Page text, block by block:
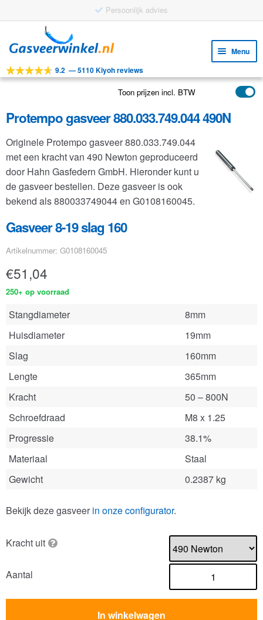
door
navigatie
naar
inhoud
Menu
Tools
Toepassingen
Klantenservice
FAQ
9.2 —5110 Kiyoh reviews
Toon prijzen incl. BTW
Protempo gasveer 880.033.749.044 490N
Originele Protempo gasveer 880.033.749.044
met een kracht van 490 Newton geproduceerd
door Hahn Gasfedern GmbH. Hieronder kunt u
de gasveer bestellen. Deze gasveer is ook
bekend als 880033749044 en G0108160045.
Gasveer 8-19 slag 160
Artikelnummer: G0108160045
€51,04
250+ op voorraad
Stangdiameter
8mm
Huisdiameter
19mm
Slag
160mm
Lengte
365mm
Kracht
50 – 800N
Schroefdraad
M8 x 1.25
Progressie
38.1%
Materiaal
Staal
Gewicht
0.2387 kg
Bekijk deze gasveer in onze configurator.
Kracht uit
Aantal
In winkelwagen